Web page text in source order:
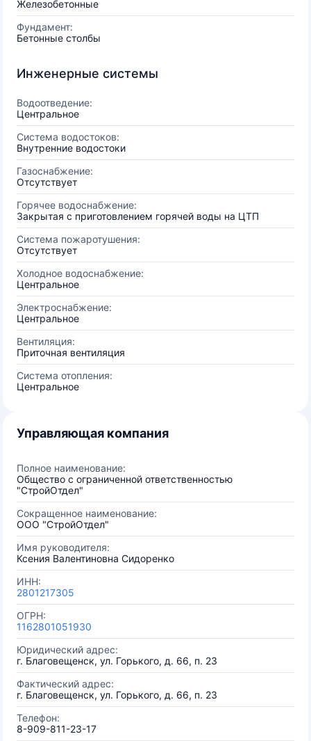
Железобетонные
Фундамент:
Бетонные столбы
Инженерные системы
Водоотведение:
Центральное
Система водостоков:
Внутренние водостоки
Газоснабжение:
Отсутствует
Горячее водоснабжение:
Закрытая с приготовлением горячей воды на ЦТП
Система пожаротушения:
Отсутствует
Холодное водоснабжение:
Центральное
Электроснабжение:
Центральное
Вентиляция:
Приточная вентиляция
Система отопления:
Центральное
Управляющая компания
Полное наименование:
Общество с ограниченной ответственностью
"СтройОтдел"
Сокращенное наименование:
ООО "СтройОтдел"
Имя руководителя:
Ксения Валентиновна Сидоренко
ИНН:
2801217305
ОГРН:
1162801051930
Юридический адрес:
г. Благовещенск, ул. Горького, д. 66, п. 23
Фактический адрес:
г. Благовещенск, ул. Горького, д. 66, п. 23
Телефон:
8-909-811-23-17